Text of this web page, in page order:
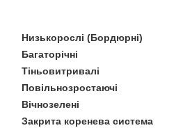
Низькорослі (Бордюрні)
Багаторічні
Тіньовитривалі
Повільнозростаючі
Вічнозелені
Закрита коренева система